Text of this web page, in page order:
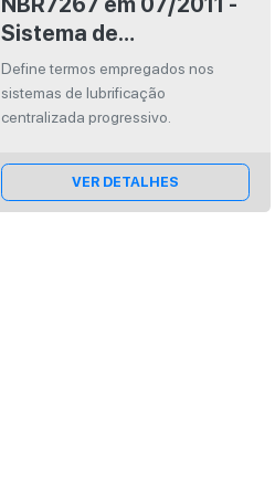
Sistema de
lubrificação
centralizada
progressivo
Define termos empregados nos
sistemas de lubrificação
centralizada progressivo.
VER DETALHES